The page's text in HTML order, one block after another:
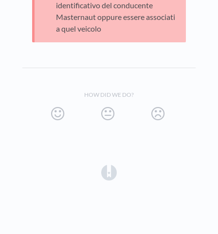
identificativo del conducente
Masternaut oppure essere associati
a quel veicolo
HOW DID WE DO?